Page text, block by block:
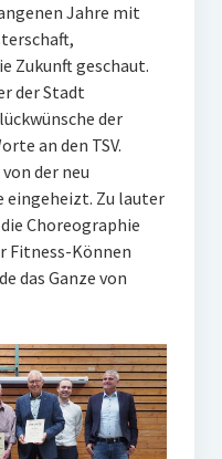
Jahre mit
Zukunft geschaut.
der Stadt
der
an den TSV.
der neu
eingeheizt. Zu lauter
Choreographie
Fitness-Können
das Ganze von